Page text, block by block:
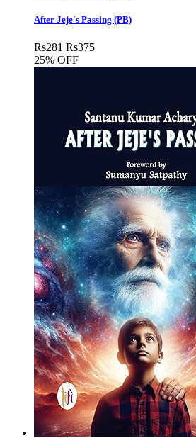
After Jeje's Passing (PB)
Rs281 Rs375
25% OFF